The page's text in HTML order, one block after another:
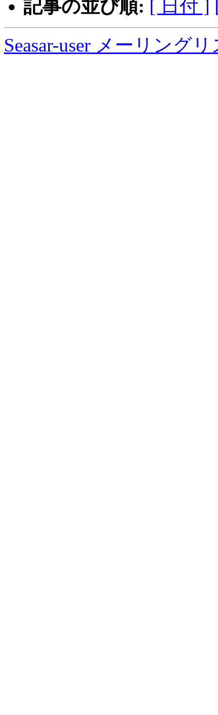
記事の並び順: [ 日付 ]
Seasar-user メーリング